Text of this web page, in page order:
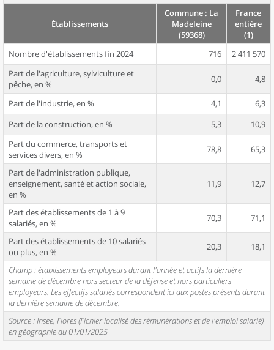
Établissements
Commune : La
Madeleine
(59368)
France
entière
(1)
Nombre d'établissements fin 2024
716
2 411 570
Part de l'agriculture, sylviculture et
pêche, en %
0,0 4,8
Part de l'industrie, en % 4,1
6,3
Part de la construction, en %
5,3
10,9
Part du commerce, transports et
services divers, en %
78,8 65,3
Part de l'administration publique,
enseignement, santé et action sociale,
en %
11,9 12,7
Part des établissements de 1 à 9
salariés, en %
70,3 71,1
Part des établissements de 10 salariés
ou plus, en %
20,3 18,1
Champ : établissements employeurs durant l'année et actifs la dernière
semaine de décembre hors secteur de la défense et hors particuliers
employeurs. Les effectifs salariés correspondent ici aux postes présents durant
la dernière semaine de décembre.
Source : Insee, Flores (Fichier localisé des rémunérations et de l'emploi salarié)
en géographie au 01/01/2025